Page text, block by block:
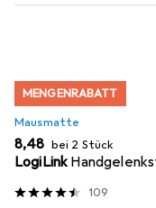
MENGENRABATT
Mausmatte
EUR
8,48 bei 2 Stück
LogiLink
109